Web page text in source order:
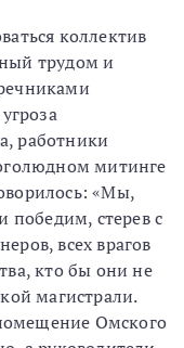
коллектив
трудом и
работники
митинге
«Мы,
победим, стерев с
всех врагов
кто бы они не
магистрали.
Омского